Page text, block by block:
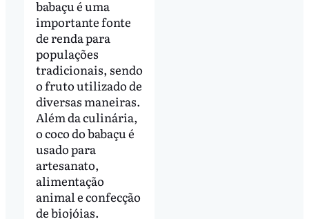
babaçu é uma
importante fonte
de renda para
populações
tradicionais, sendo
o fruto utilizado de
diversas maneiras.
Além da culinária,
o coco do babaçu é
usado para
artesanato,
alimentação
animal e confecção
de biojóias.